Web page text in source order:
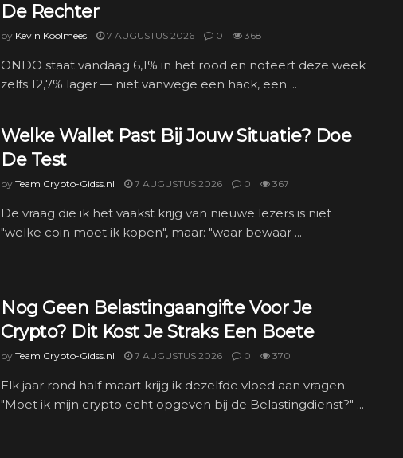
De Rechter
by Kevin Koolmees 7 AUGUSTUS 2026 0 368
ONDO staat vandaag 6,1% in het rood en noteert deze week
zelfs 12,7% lager — niet vanwege een hack, een ...
Welke Wallet Past Bij Jouw Situatie? Doe
De Test
by Team Crypto-Gidss.nl 7 AUGUSTUS 2026 0 367
De vraag die ik het vaakst krijg van nieuwe lezers is niet
"welke coin moet ik kopen", maar: "waar bewaar ...
Nog Geen Belastingaangifte Voor Je
Crypto? Dit Kost Je Straks Een Boete
by Team Crypto-Gidss.nl 7 AUGUSTUS 2026 0 370
Elk jaar rond half maart krijg ik dezelfde vloed aan vragen:
"Moet ik mijn crypto echt opgeven bij de Belastingdienst?" ...